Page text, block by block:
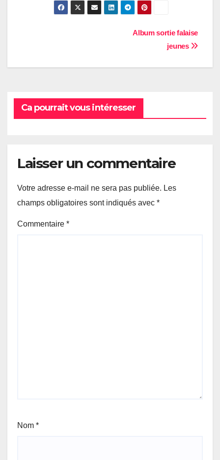
Album sortie falaise
jeunes
Ca pourrait vous intéresser
Laisser un commentaire
Votre adresse e-mail ne sera pas publiée. Les
champs obligatoires sont indiqués avec *
Commentaire *
Nom *